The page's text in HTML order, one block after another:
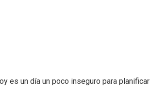
es un día un poco inseguro para planificar